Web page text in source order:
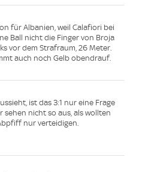
für Albanien, weil Calafiori bei
Ball nicht die Finger von Broja
vor dem Strafraum, 26 Meter.
auch noch Gelb obendrauf.
ist das 3:1 nur eine Frage
sehen nicht so aus, als wollten
nur verteidigen.